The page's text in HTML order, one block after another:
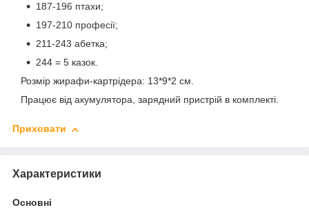
187-196 птахи;
197-210 професії;
211-243 абетка;
244 = 5 казок.
Розмір жирафи-картрідера: 13*9*2 см.
Працює від акумулятора, зарядний пристрій в комплекті.
Приховати
Характеристики
Основні